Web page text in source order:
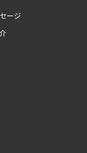
ージ